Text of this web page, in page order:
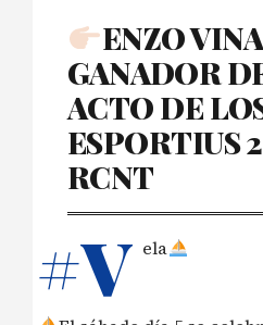
ENZO
GANADOR
ACTO DE
ESPORTIUS
RCNT
#V ela